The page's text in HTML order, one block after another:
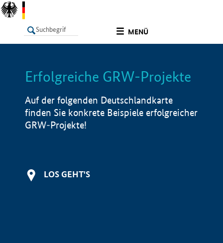
MENÜ
LISTE Info
Erfolgreiche GRW-Projekte
Auf der folgenden Deutschlandkarte
finden Sie konkrete Beispiele erfolgreicher
GRW-Projekte!
LOS GEHT'S